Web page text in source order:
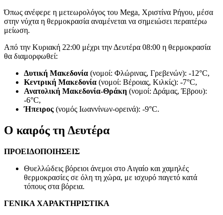
Όπως ανέφερε η μετεωρολόγος του Mega, Χριστίνα Ρήγου, μέσα
στην νύχτα η θερμοκρασία αναμένεται να σημειώσει περαιτέρω
μείωση.
Aπό την Κυριακή 22:00 μέχρι την Δευτέρα 08:00 η θερμοκρασία
θα διαμορφωθεί:
Δυτική Μακεδονία (νομοί: Φλώρινας, Γρεβενών): -12°C,
Κεντρική Μακεδονία (νομοί: Βέροιας, Κιλκίς): -7°C,
Ανατολική Μακεδονία-Θράκη (νομοί: Δράμας, Έβρου):
-6°C,
Ήπειρος (νομός Ιωαννίνων-ορεινά): -9°C.
Ο καιρός τη Δευτέρα
ΠΡΟΕΙΔΟΠΟΙΗΣΕΙΣ
Θυελλώδεις βόρειοι άνεμοι στο Αιγαίο και χαμηλές
θερμοκρασίες σε όλη τη χώρα, με ισχυρό παγετό κατά
τόπους στα βόρεια.
ΓΕΝΙΚΑ ΧΑΡΑΚΤΗΡΙΣΤΙΚΑ